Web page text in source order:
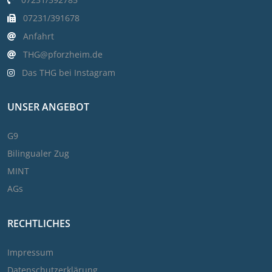
07231/391678
Anfahrt
THG@pforzheim.de
Das THG bei Instagram
UNSER ANGEBOT
G9
Bilingualer Zug
MINT
AGs
RECHTLICHES
Impressum